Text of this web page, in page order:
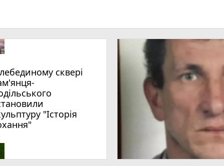
"Історія